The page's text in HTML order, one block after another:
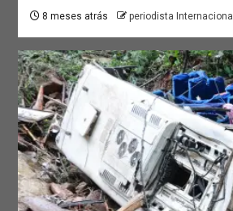
8 meses atrás periodista Internacional